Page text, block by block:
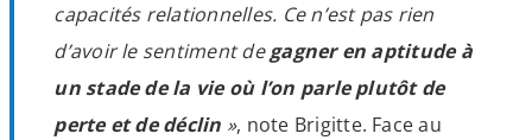
capacités relationnelles. Ce n’est pas rien
d’avoir le sentiment degagner en aptitude à
un stade de la vie où l’on parle plutôt de
perte et de déclin », note Brigitte. Face au